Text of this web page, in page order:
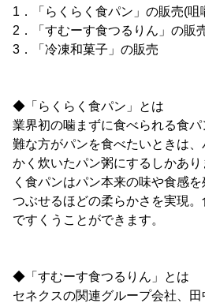
1．「らくらく食パン」の販売(咀
2．「すむーす食つるりん」の販
3．「冷凍和菓子」の販売
◆「らくらく食パン」とは
業界初の噛まずに食べられる食
難な方がパンを食べたいときは
かく炊いたパン粥にするしかあ
く食パンはパン本来の味や食感
つぶせるほどの柔らかさを実現
ですくうことができます。
◆「すむーす食つるりん」とは
セネクスの関連グループ会社、